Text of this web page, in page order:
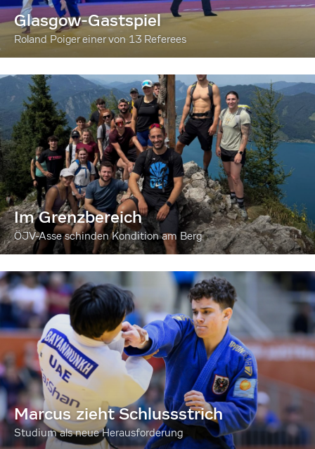
Glasgow-Gastspiel
Roland Poiger einer von 13 Referees
Im Grenzbereich
ÖJV-Asse schinden Kondition am Berg
Marcus zieht Schlussstrich
Studium als neue Herausforderung